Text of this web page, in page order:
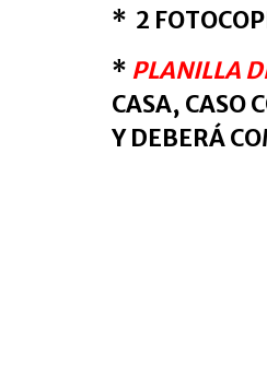
* 2
* PLANILLA
CASA, CASO
Y DEBERÁ